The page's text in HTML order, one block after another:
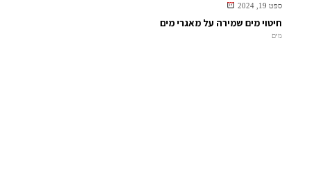
ספט 19, 2024
חיטוי מים שמירה על מאגרי מים
מים